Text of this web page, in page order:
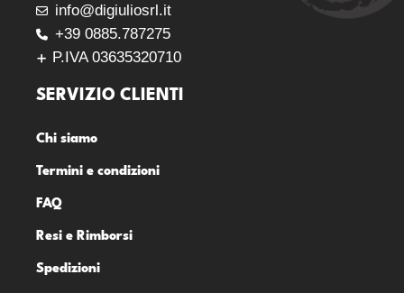
info@digiuliosrl.it
+39 0885.787275
P.IVA 03635320710
SERVIZIO CLIENTI
Chi siamo
Termini e condizioni
FAQ
Resi e Rimborsi
Spedizioni